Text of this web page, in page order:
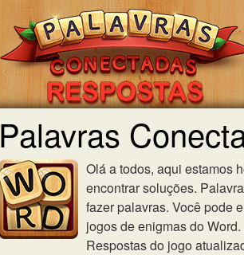
Palavras
Olá a todos, aqui estamos
encontrar soluções.
fazer palavras. Você pode
jogos de enigmas do
Respostas do jogo